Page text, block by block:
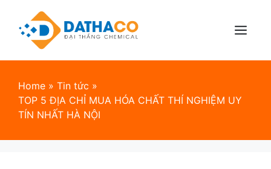
content
Menu
Home » Tin tức »
TOP 5 ĐỊA CHỈ MUA HÓA CHẤT THÍ NGHIỆM UY
TÍN NHẤT HÀ NỘI